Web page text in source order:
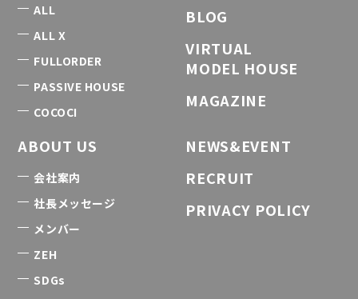
ALL
ALL X
FULLORDER
PASSIVE HOUSE
COCOCI
BLOG
VIRTUAL
MODEL HOUSE
MAGAZINE
ABOUT US
会社案内
社長メッセージ
メンバー
ZEH
SDGs
NEWS&EVENT
RECRUIT
PRIVACY POLICY